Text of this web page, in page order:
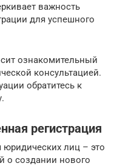
важность
для успешного
ознакомительный
консультацией.
обратитесь к
регистрация
юридических лиц – это
о создании нового